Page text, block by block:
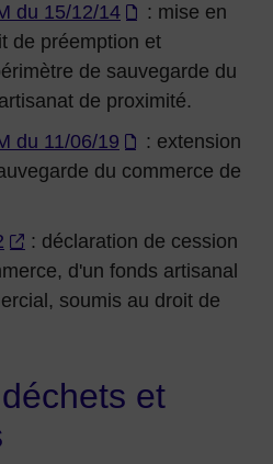
du 15/12/14
: mise en
de préemption et
de sauvegarde du
de proximité.
du 11/06/19
: extension
du commerce de
: déclaration de cession
d'un fonds artisanal
soumis au droit de
et